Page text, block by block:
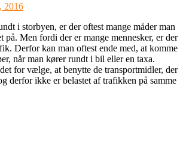
2016
i storbyen, er der oftest mange måder man
på. Men fordi der er mange mennesker, er der
Derfor kan man oftest ende med, at komme
når man kørerrundt i bil eller en taxa.
for vælge, at benytte de transportmidler, der
derfor ikke er belastet af trafikken på samme